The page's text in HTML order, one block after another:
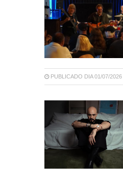
PUBLICADO DIA 01/07/2026